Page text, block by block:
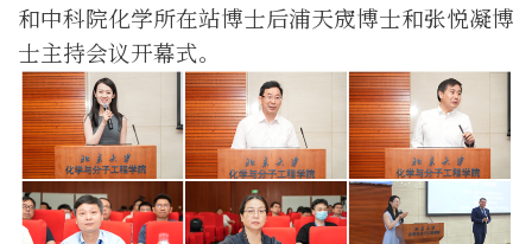
和中科院化学所在站博士后浦天宬博士和张悦凝博
士主持会议开幕式。